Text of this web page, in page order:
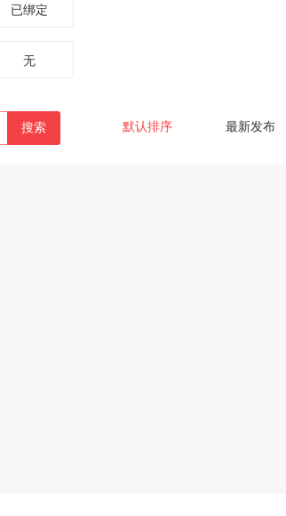
已绑定
无
搜索 默认排序 最新发布